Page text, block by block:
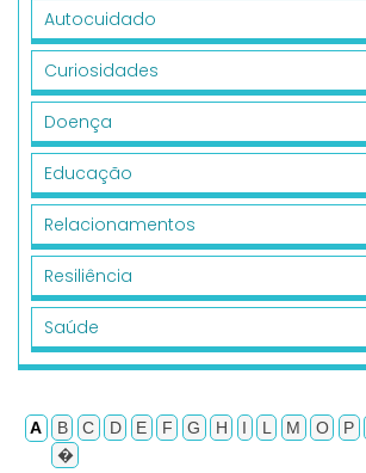
Autocuidado
Curiosidades
Doença
Educação
Relacionamentos
Resiliência
Saúde
A B C D E F G H I L M O P
�